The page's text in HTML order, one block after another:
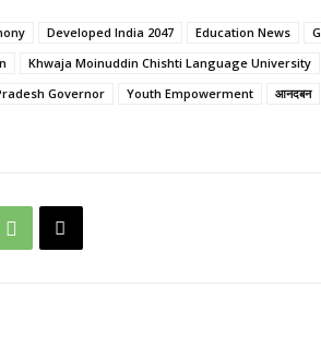
Developed India 2047 Education News
Khwaja Moinuddin Chishti Language University
Governor Youth Empowerment आनदबन